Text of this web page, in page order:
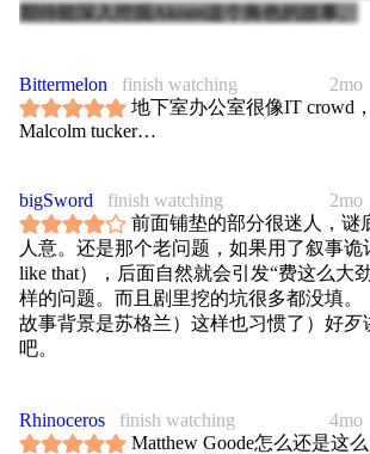
期待能深入挖掘Akram这个角色的故事。
2mo
Bittermelon
finish watching
地下室办公室很像IT crowd
Malcolm tucker…
2mo
bigSword
finish watching
前面铺垫的部分很迷人，谜
人意。还是那个老问题，如果用了叙事诡
like that），后面自然就会引发“费这么大
样的问题。而且剧里挖的坑很多都没填。
故事背景是苏格兰）这样也习惯了）好歹
吧。
4mo
Rhinoceros
finish watching
Matthew Goode怎么还是这么